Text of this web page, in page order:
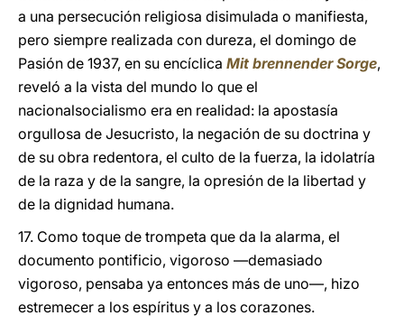
a una persecución religiosa disimulada o manifiesta,
pero siempre realizada con dureza, el domingo de
Pasión de 1937, en su encíclica Mit brennender Sorge,
reveló a la vista del mundo lo que el
nacionalsocialismo era en realidad: la apostasía
orgullosa de Jesucristo, la negación de su doctrina y
de su obra redentora, el culto de la fuerza, la idolatría
de la raza y de la sangre, la opresión de la libertad y
de la dignidad humana.
17. Como toque de trompeta que da la alarma, el
documento pontificio, vigoroso —demasiado
vigoroso, pensaba ya entonces más de uno—, hizo
estremecer a los espíritus y a los corazones.